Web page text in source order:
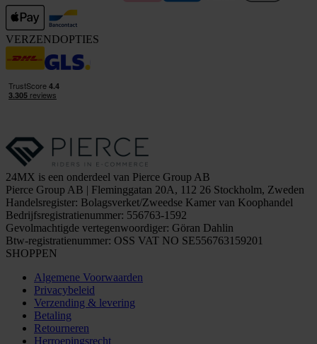
VERZENDOPTIES
24MX is een onderdeel van Pierce Group AB
Pierce Group AB | Fleminggatan 20A, 112 26 Stockholm, Zweden
Handelsregister: Bolagsverket/Zweedse Kamer van Koophandel
Bedrijfsregistratienummer: 556763-1592
Gevolmachtigde vertegenwoordiger: Göran Dahlin
Btw-registratienummer: OSS VAT NO SE556763159201
SHOPPEN
Algemene Voorwaarden
Privacybeleid
Verzending & levering
Betaling
Retourneren
Herroepingsrecht